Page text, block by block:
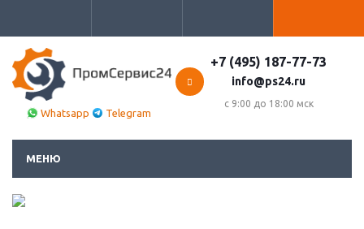
Whatsapp Telegram
+7 (495) 187-77-73
info@ps24.ru
с 9:00 до 18:00 мск
МЕНЮ